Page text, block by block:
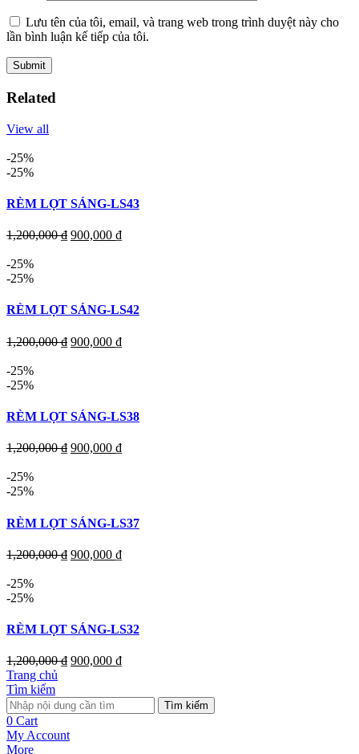
Lưu tên của tôi, email, và trang web trong trình duyệt này cho
lần bình luận kế tiếp của tôi.
Related
View all
-25%
-25%
RÈM LỌT SÁNG-LS43
1,200,000₫ 900,000 ₫
-25%
-25%
RÈM LỌT SÁNG-LS42
1,200,000₫ 900,000 ₫
-25%
-25%
RÈM LỌT SÁNG-LS38
1,200,000₫ 900,000 ₫
-25%
-25%
RÈM LỌT SÁNG-LS37
1,200,000₫ 900,000 ₫
-25%
-25%
RÈM LỌT SÁNG-LS32
1,200,000₫ 900,000 ₫
Trang chủ
Tìm kiếm
Tìm kiếm
0 Cart
My Account
More